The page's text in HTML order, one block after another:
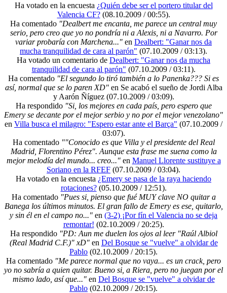
Ha votado en la encuesta ¿Quién debe ser el portero titular del
Valencia CF? (08.10.2009 / 00:55).
Ha comentado "Dealbert me encanta, me parece un central muy
serio, pero creo que yo no pondría ni a Alexis, ni a Navarro. Por
variar probaría con Marchena..." en Dealbert: "Ganar nos da
mucha tranquilidad de cara al parón" (07.10.2009 / 03:13).
Ha votado un comentario de Dealbert: "Ganar nos da mucha
tranquilidad de cara al parón" (07.10.2009 / 03:11).
Ha comentado "El segundo lo tiró también a lo Panenka??? Si es
así, normal que se lo paren XD"en Se acabó el sueño de Jordi Alba
y Aarón Ñíguez (07.10.2009 / 03:09).
Ha respondido "Si, los mejores en cada país, pero espero que
Emery se decante por el mejor serbio y no por el mejor venezolano"
en Villa busca el milagro: "Espero estar ante el Barça" (07.10.2009 /
03:07).
Ha comentado ""Conocido es que Villa y el presidente del Real
Madrid, Florentino Pérez". Aunque esta frase me suena como la
mejor melodía del mundo... creo..."en Manuel Llorente sustituye a
Soriano en la RFEF (07.10.2009 / 03:04).
Ha votado en la encuesta ¿Emery se pasa de la raya haciendo
rotaciones? (05.10.2009 / 12:51).
Ha comentado "Pues si, pienso que fué MUY clave NO quitar a
Banega los últimos minutos. El gran fallo de Emery es ese, quitarlo,
y sin él en el campo no..." en (3-2) ¡Por fín el Valencia no se deja
remontar! (02.10.2009 / 20:25).
Ha respondido "PD: Aun me duelen los ojos al leer "Raúl Albiol
(Real Madrid C.F.)" xD"en Del Bosque se "vuelve" a olvidar de
Pablo (02.10.2009 / 20:15).
Ha comentado "Me parece normal que no vaya... es un crack, pero
yo no sabría a quien quitar. Bueno si, a Riera, pero no juegan por el
mismo lado, así que..."en Del Bosque se "vuelve" a olvidar de
Pablo (02.10.2009 / 20:15).